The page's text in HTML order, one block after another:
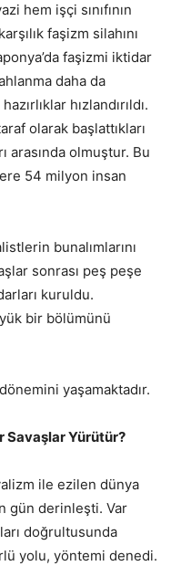
hem işçi sınıfının
faşizm silahını
faşizmi iktidar
daha da
hızlandırıldı.
olarak başlattıkları
arasında olmuştur. Bu
54 milyon insan
bunalımlarını
sonrası peş peşe
kuruldu.
bir bölümünü
yaşamaktadır.
Savaşlar Yürütür?
ile ezilen dünya
gün derinleşti. Var
doğrultusunda
yolu, yöntemi denedi.